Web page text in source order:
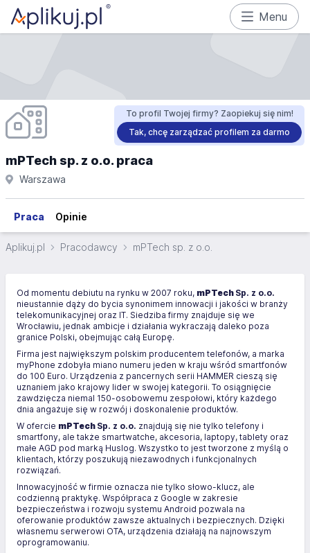
Menu
To profil Twojej firmy? Zaopiekuj się nim!
Tak, chcę zarządzać profilem za darmo
mPTech sp. z o.o. praca
Warszawa
Praca Opinie
Aplikuj.pl Pracodawcy mPTech sp. z o.o.
Od momentu debiutu na rynku w 2007 roku, mPTech Sp. z o.o.
nieustannie dąży do bycia synonimem innowacji i jakości w branży
telekomunikacyjnej oraz IT. Siedziba firmy znajduje się we
Wrocławiu, jednak ambicje i działania wykraczają daleko poza
granice Polski, obejmując całą Europę.
Firma jest największym polskim producentem telefonów, a marka
myPhone zdobyła miano numeru jeden w kraju wśród smartfonów
do 100 Euro. Urządzenia z pancernych serii HAMMER cieszą się
uznaniem jako krajowy lider w swojej kategorii. To osiągnięcie
zawdzięcza niemal 150-osobowemu zespołowi, który każdego
dnia angażuje się w rozwój i doskonalenie produktów.
W ofercie mPTech Sp. z o.o. znajdują się nie tylko telefony i
smartfony, ale także smartwatche, akcesoria, laptopy, tablety oraz
małe AGD pod marką Huslog. Wszystko to jest tworzone z myślą o
klientach, którzy poszukują niezawodnych i funkcjonalnych
rozwiązań.
Innowacyjność w firmie oznacza nie tylko słowo-klucz, ale
codzienną praktykę. Współpraca z Google w zakresie
bezpieczeństwa i rozwoju systemu Android pozwala na
oferowanie produktów zawsze aktualnych i bezpiecznych. Dzięki
własnemu serwerowi OTA, urządzenia działają na najnowszym
oprogramowaniu.